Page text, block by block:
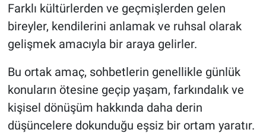
Farklı kültürlerden ve geçmişlerden gelen
bireyler, kendilerini anlamak ve ruhsal olarak
gelişmek amacıyla bir araya gelirler.
Bu ortak amaç, sohbetlerin genellikle günlük
konuların ötesine geçip yaşam, farkındalık ve
kişisel dönüşüm hakkında daha derin
düşüncelere dokunduğu eşsiz bir ortam yaratır.